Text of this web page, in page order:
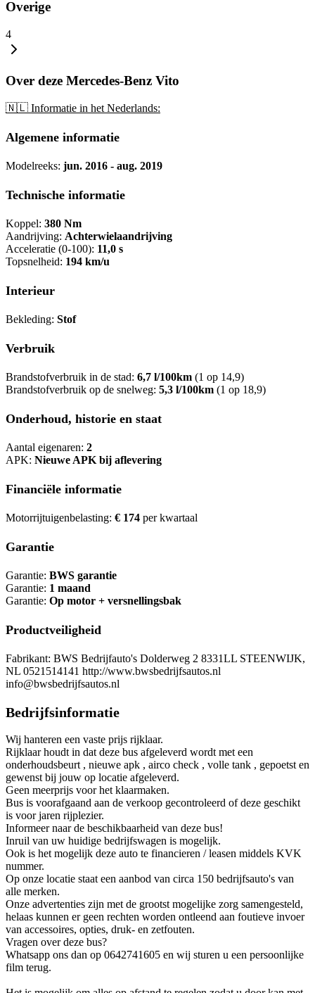
Overige
4
Over deze Mercedes-Benz Vito
🇳🇱 Informatie in het Nederlands:
Algemene informatie
Modelreeks: jun. 2016 - aug. 2019
Technische informatie
Koppel: 380 Nm
Aandrijving: Achterwielaandrijving
Acceleratie (0-100): 11,0 s
Topsnelheid: 194 km/u
Interieur
Bekleding: Stof
Verbruik
Brandstofverbruik in de stad: 6,7 l/100km (1 op 14,9)
Brandstofverbruik op de snelweg: 5,3 l/100km (1 op 18,9)
Onderhoud, historie en staat
Aantal eigenaren: 2
APK: Nieuwe APK bij aflevering
Financiële informatie
Motorrijtuigenbelasting: € 174 per kwartaal
Garantie
Garantie: BWS garantie
Garantie: 1 maand
Garantie: Op motor + versnellingsbak
Productveiligheid
Fabrikant: BWS Bedrijfauto's Dolderweg 2 8331LL STEENWIJK,
NL 0521514141 http://www.bwsbedrijfsautos.nl
info@bwsbedrijfsautos.nl
Bedrijfsinformatie
Wij hanteren een vaste prijs rijklaar.
Rijklaar houdt in dat deze bus afgeleverd wordt met een
onderhoudsbeurt , nieuwe apk , airco check , volle tank , gepoetst en
gewenst bij jouw op locatie afgeleverd.
Geen meerprijs voor het klaarmaken.
Bus is voorafgaand aan de verkoop gecontroleerd of deze geschikt
is voor jaren rijplezier.
Informeer naar de beschikbaarheid van deze bus!
Inruil van uw huidige bedrijfswagen is mogelijk.
Ook is het mogelijk deze auto te financieren / leasen middels KVK
nummer.
Op onze locatie staat een aanbod van circa 150 bedrijfsauto's van
alle merken.
Onze advertenties zijn met de grootst mogelijke zorg samengesteld,
helaas kunnen er geen rechten worden ontleend aan foutieve invoer
van accessoires, opties, druk- en zetfouten.
Vragen over deze bus?
Whatsapp ons dan op 0642741605 en wij sturen u een persoonlijke
film terug.